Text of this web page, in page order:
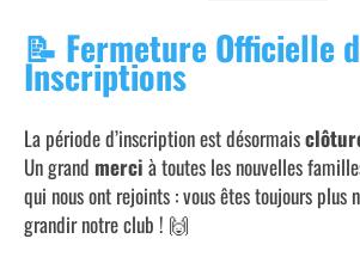
📝 Fermeture Officielle
Inscriptions
La période d’inscription est désormais
Un grand merci à toutes les nouvelles
qui nous ont rejoints : vous êtes toujours plus
grandir notre club ! 🙌